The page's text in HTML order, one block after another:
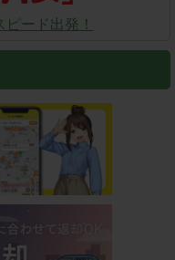
ード出発！